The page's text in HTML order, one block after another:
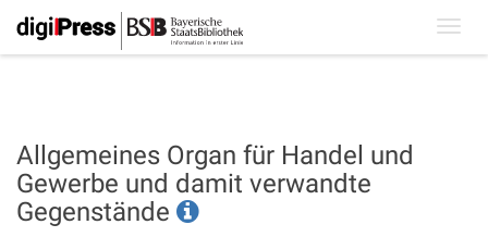
Allgemeines Organ für Handel und
Gewerbe und damit verwandte
Gegenstände